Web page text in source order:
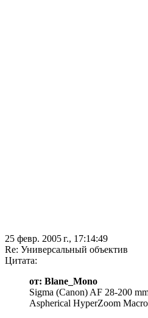
25 февр. 2005 г., 17:14:49
Re: Универсальный объектив
Цитата:
от: Blane_Mono
Sigma (Canon) AF 28-200
Aspherical HyperZoom Macro